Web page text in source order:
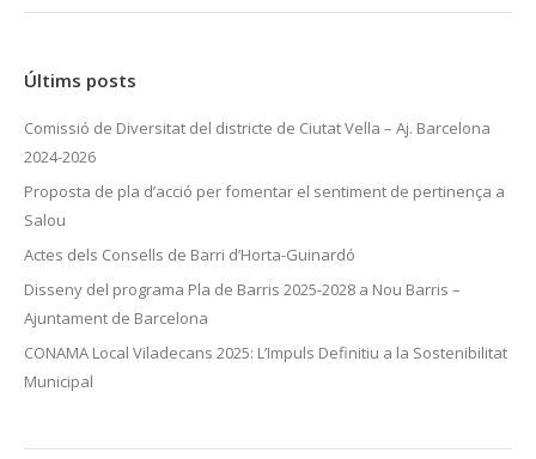
Últims posts
Comissió de Diversitat del districte de Ciutat Vella – Aj. Barcelona
2024-2026
Proposta de pla d’acció per fomentar el sentiment de pertinença a
Salou
Actes dels Consells de Barri d’Horta-Guinardó
Disseny del programa Pla de Barris 2025-2028 a Nou Barris –
Ajuntament de Barcelona
CONAMA Local Viladecans 2025: L’Impuls Definitiu a la Sostenibilitat
Municipal